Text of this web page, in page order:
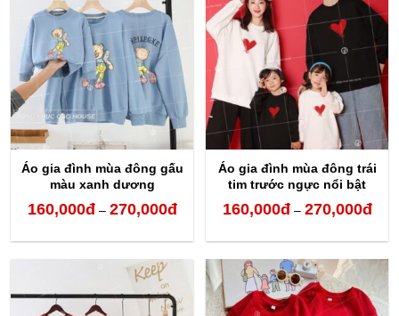
270,000đ
đến
Áo gia đình mùa đông gấu
màu xanh dương
160,000đ – 270,000đKhoảng
từ
160,000đ
Áo gia đình mùa đông trái
tim trước ngực nổi bật
160,000đ – 270,000đ
từ